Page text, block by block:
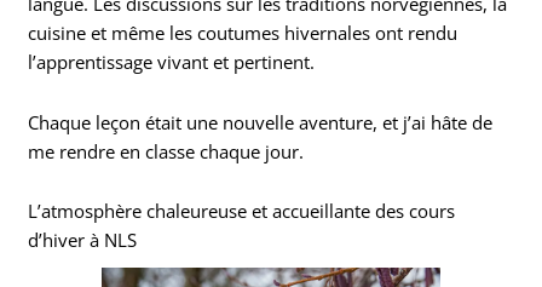
cuisine et même les coutumes hivernales ont rendu
l’apprentissage vivant et pertinent.
Chaque leçon était une nouvelle aventure, et j’ai hâte de
me rendre en classe chaque jour.
L’atmosphère chaleureuse et accueillante des cours
d’hiver à NLS